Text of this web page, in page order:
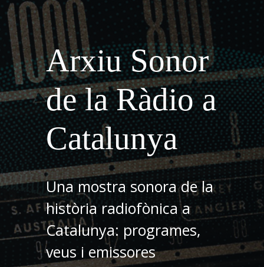
Arxiu Sonor
de la Ràdio a
Catalunya
Una mostra sonora de la
història radiofònica a
Catalunya: programes,
veus i emissores